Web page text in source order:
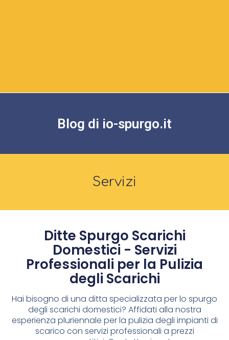
Blog di io-spurgo.it
Servizi
Ditte Spurgo Scarichi
Domestici - Servizi
Professionali per la Pulizia
degli Scarichi
Hai bisogno di una ditta specializzata per lo spurgo
degli scarichi domestici? Affidati alla nostra
esperienza pluriennale per la pulizia degli impianti di
scarico con servizi professionali a prezzi